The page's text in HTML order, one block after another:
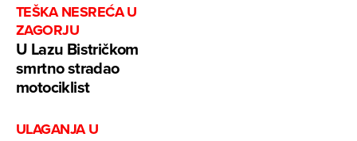
TEŠKA NESREĆA U
ZAGORJU
U Lazu Bistričkom
smrtno stradao
motociklist
ULAGANJA U